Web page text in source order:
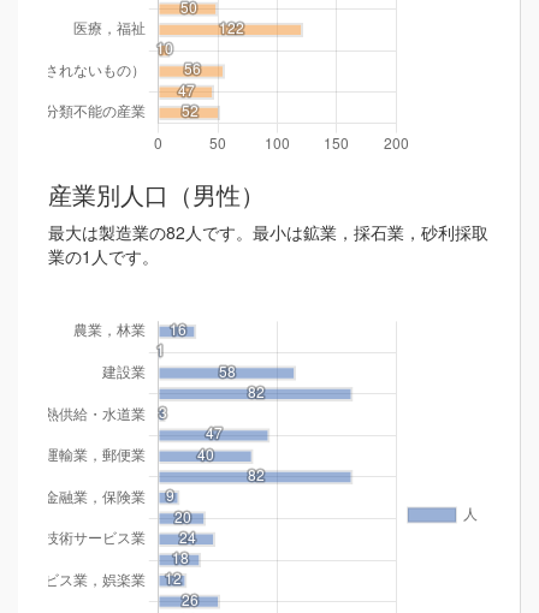
産業別人口（男性）
最大は製造業の82人です。最小は鉱業，採石業，砂利採取
業の1人です。